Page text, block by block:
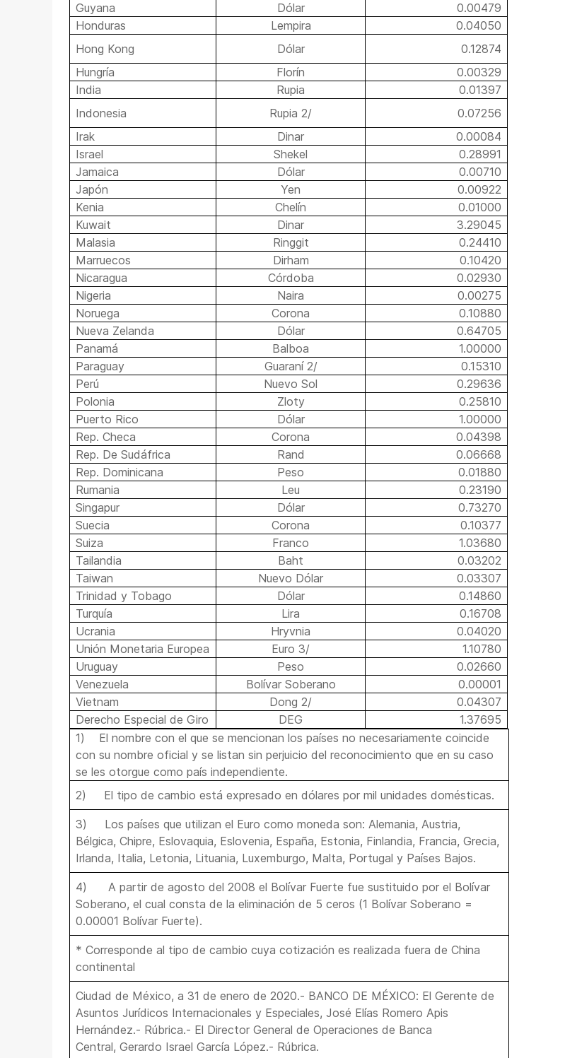
Guyana
Dólar
0.00479
Honduras
Lempira
0.04050
Hong Kong
Dólar
0.12874
Hungría
Florín
0.00329
India
Rupia
0.01397
Indonesia
Rupia 2/
0.07256
Irak
Dinar
0.00084
Israel
Shekel
0.28991
Jamaica
Dólar
0.00710
Japón
Yen
0.00922
Kenia
Chelín
0.01000
Kuwait
Dinar
3.29045
Malasia
Ringgit
0.24410
Marruecos
Dirham
0.10420
Nicaragua
Córdoba
0.02930
Nigeria
Naira
0.00275
Noruega
Corona
0.10880
Nueva Zelanda
Dólar
0.64705
Panamá
Balboa
1.00000
Paraguay
Guaraní 2/
0.15310
Perú
Nuevo Sol
0.29636
Polonia
Zloty
0.25810
Puerto Rico
Dólar
1.00000
Rep. Checa
Corona
0.04398
Rep. De Sudáfrica
Rand
0.06668
Rep. Dominicana
Peso
0.01880
Rumania
Leu
0.23190
Singapur
Dólar
0.73270
Suecia
Corona
0.10377
Suiza
Franco
1.03680
Tailandia
Baht
0.03202
Taiwan
Nuevo Dólar
0.03307
Trinidad y Tobago
Dólar
0.14860
Turquía
Lira
0.16708
Ucrania
Hryvnia
0.04020
Unión Monetaria Europea
Euro 3/
1.10780
Uruguay
Peso
0.02660
Venezuela
Bolívar Soberano
0.00001
Vietnam
Dong 2/
0.04307
Derecho Especial de Giro
DEG
1.37695
1)
El nombre con el que se mencionan los países no necesariamente coincide
con su nombre oficial y se listan sin perjuicio del reconocimiento que en su caso
se les otorgue como país independiente.
2)
El tipo de cambio está expresado en dólares por mil unidades domésticas.
3)
Los países que utilizan el Euro como moneda son: Alemania, Austria,
Bélgica, Chipre, Eslovaquia, Eslovenia, España, Estonia, Finlandia, Francia, Grecia,
Irlanda, Italia, Letonia, Lituania, Luxemburgo, Malta, Portugal y Países Bajos.
4)
A partir de agosto del 2008 el Bolívar Fuerte fue sustituido por el Bolívar
Soberano, el cual consta de la eliminación de 5 ceros (1 Bolívar Soberano =
0.00001 Bolívar Fuerte).
* Corresponde al tipo de cambio cuya cotización es realizada fuera de China
continental
Ciudad de México, a 31 de enero de 2020.- BANCO DE MÉXICO: El Gerente de
Asuntos Jurídicos Internacionales y Especiales, José Elías Romero Apis
Hernández.- Rúbrica.- El Director General de Operaciones de Banca
Central, Gerardo Israel García López.- Rúbrica.